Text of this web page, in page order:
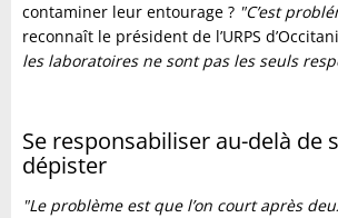
contaminer leur entourage ? "C’est
reconnaît le président de l’URPS
les laboratoires ne sont pas les seuls
Se responsabiliser au-delà de
dépister
"Le problème est que l’on court après